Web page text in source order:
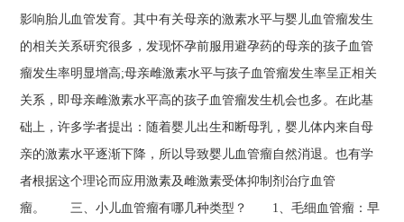
影响胎儿血管发育。其中有关母亲的激素水平与婴儿血管瘤发生
的相关关系研究很多，发现怀孕前服用避孕药的母亲的孩子血管
瘤发生率明显增高;母亲雌激素水平与孩子血管瘤发生率呈正相关
关系，即母亲雌激素水平高的孩子血管瘤发生机会也多。在此基
础上，许多学者提出：随着婴儿出生和断母乳，婴儿体内来自母
亲的激素水平逐渐下降，所以导致婴儿血管瘤自然消退。也有学
者根据这个理论而应用激素及雌激素受体抑制剂治疗血管
瘤。 三、小儿血管瘤有哪几种类型？ 1、毛细血管瘤：早